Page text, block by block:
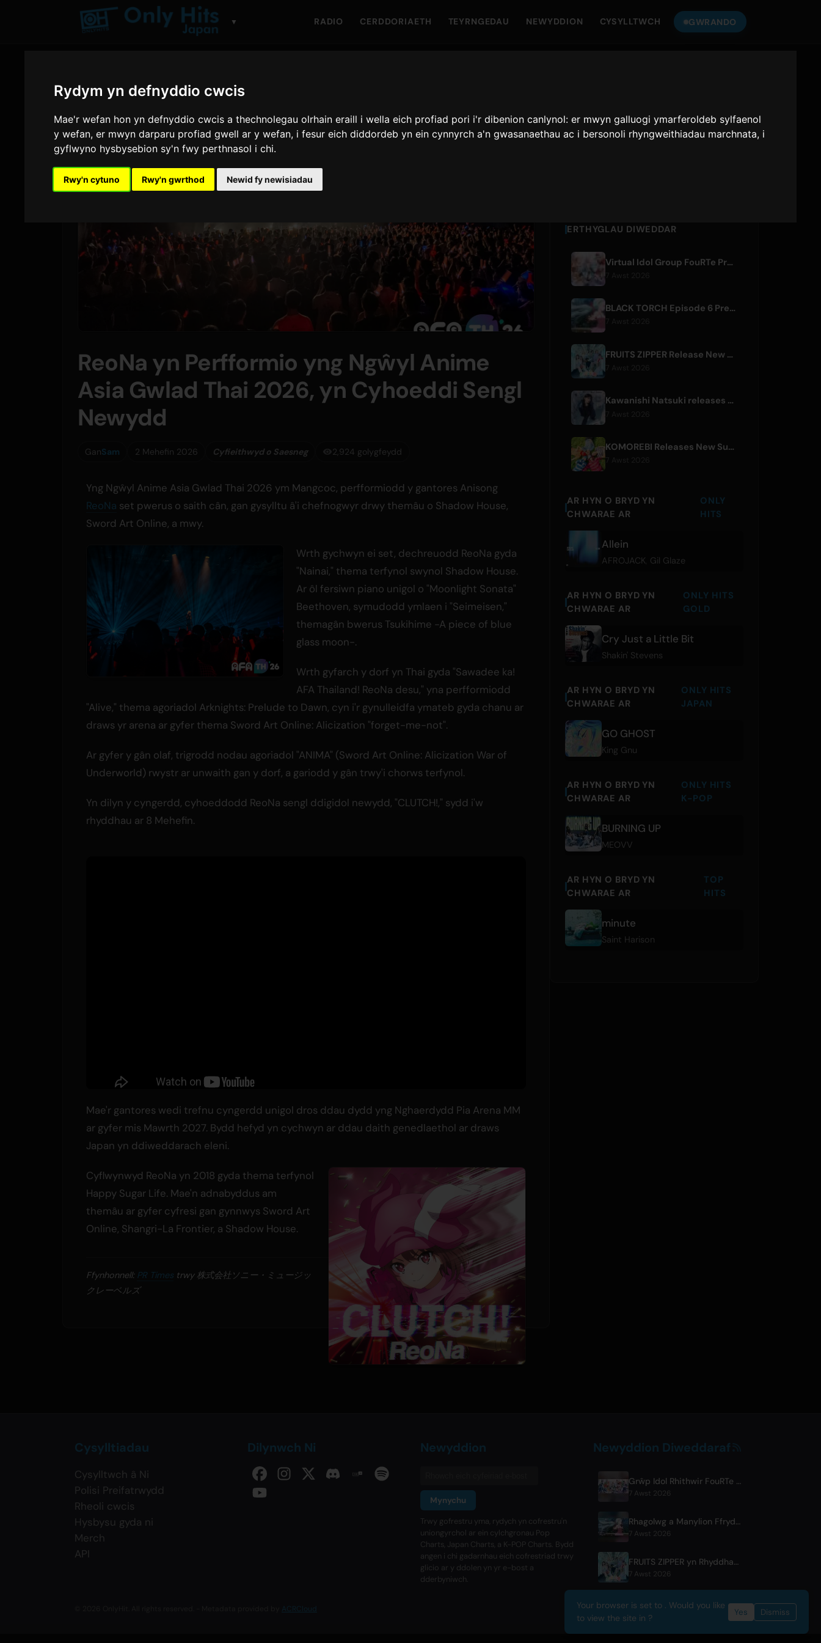
Rydym yn defnyddio cwcis
Mae'r wefan hon yn defnyddio cwcis a thechnolegau olrhain eraill i wella eich profiad pori i'r dibenion canlynol:er mwyn galluogi ymarferoldeb sylfaenol
y wefan,er mwyn darparu profiad gwell ar y wefan, i fesur eich diddordeb yn ein cynnyrch a'n gwasanaethau ac i bersonoli rhyngweithiadau marchnata, i
gyflwyno hysbysebion sy'n fwy perthnasol i chi.
Rwy'n cytuno Rwy'n gwrthod Newid fy newisiadau
▼ RADIO CERDDORIAETH TEYRNGEDAU NEWYDDION CYSYLLTWCH GWRANDO
ReoNa yn Perfformio yng Ngŵyl Anime
Asia Gwlad Thai 2026, yn Cyhoeddi Sengl
Newydd
GanSam 2 Mehefin 2026 Cyfieithwyd o Saesneg 2,924 golygfeydd
Yng Ngŵyl Anime Asia Gwlad Thai 2026 ym Mangcoc, perfformiodd y gantores Anisong
ReoNa set pwerus o saith cân, gan gysylltu â'i chefnogwyr drwy themâu o Shadow House,
Sword Art Online, a mwy.
Wrth gychwyn ei set, dechreuodd ReoNa gyda
"Nainai," thema terfynol swynol Shadow House.
Ar ôl fersiwn piano unigol o "Moonlight Sonata"
Beethoven, symudodd ymlaen i "Seimeisen,"
themagân bwerus Tsukihime -A piece of blue
glass moon-.
Wrth gyfarch y dorf yn Thai gyda "Sawadee ka!
AFA Thailand! ReoNa desu," yna perfformiodd
"Alive," thema agoriadol Arknights: Prelude to Dawn, cyn i'r gynulleidfa ymateb gyda chanu ar
draws yr arena ar gyfer thema Sword Art Online: Alicization "forget-me-not".
Ar gyfer y gân olaf, trigrodd nodau agoriadol "ANIMA" (Sword Art Online: Alicization War of
Underworld) rwystr ar unwaith gan y dorf, a gariodd y gân trwy'i chorws terfynol.
Yn dilyn y cyngerdd, cyhoeddodd ReoNa sengl ddigidol newydd, "CLUTCH!," sydd i'w
rhyddhau ar 8 Mehefin.
Mae'r gantores wedi trefnu cyngerdd unigol dros ddau dydd yng Nghaerdydd Pia Arena MM
ar gyfer mis Mawrth 2027. Bydd hefyd yn cychwyn ar ddau daith genedlaethol ar draws
Japan yn ddiweddarach eleni.
Cyflwynwyd ReoNa yn 2018 gyda thema terfynol
Happy Sugar Life. Mae'n adnabyddus am
themâu ar gyfer cyfresi gan gynnwys Sword Art
Online, Shangri-La Frontier, a Shadow House.
Ffynhonnell: PR Times trwy 株式会社ソニー・ミュージッ
クレーベルズ
ERTHYGLAU DIWEDDAR
Virtual Idol Group FouRTe Project Debuts with 'ALL IN' Album Produced by m-flo's ☆Taku Takahashi
7 Awst 2026
BLACK TORCH Episode 6 Preview and Streaming Details
FRUITS ZIPPER Release New Collaboration Song '1,2,3,FOOOOUR'
Kawanishi Natsuki releases digital single 'Sayonara wa Ichiban Kirei na Atashi de'
KOMOREBI Releases New Summer Single 'Letsu Natsu'
7 Awst 2026
AR HYN O BRYD YN
CHWARAE AR
ONLY
HITS
Allein
AFROJACK Gil Glaze
AR HYN O BRYD YN
CHWARAE AR
ONLY HITS
GOLD
Cry Just a Little Bit
Shakin' Stevens
AR HYN O BRYD YN
CHWARAE AR
ONLY HITS
JAPAN
GO GHOST
King Gnu
AR HYN O BRYD YN
CHWARAE AR
ONLY HITS
K-POP
BURNING UP
MEOVV
AR HYN O BRYD YN
CHWARAE AR
TOP
HITS
minute
Saint Harison
Cysylltiadau
Cysylltwch â Ni
Polisi Preifatrwydd
Rheoli cwcis
Hysbysu gyda ni
Merch
API
Dilynwch Ni Newyddion
Mynychu
Trwy gofrestru yma, rydych yn cofrestru'n
uniongyrchol ar ein cylchgronau Pop
Charts, Japan Charts, a K-POP Charts. Bydd
angen i chi gadarnhau eich cofrestriad trwy
glicio ar y ddolen yn yr e-bost a
dderbyniwch.
Newyddion Diweddaraf
Grŵp Idol Rhithwir FouRTe Project yn Ymddangos gyda'r Albwm 'ALL IN' a Gynhyrchwyd gan ☆Taku Takahashi o m-flo
7 Awst 2026
Rhagolwg a Manylion Ffrydio Penod 6 BLACK TORCH
7 Awst 2026
FRUITS ZIPPER yn Rhyddhau Cân Gydweithredol Newydd '1,2,3,FOOOOUR'
7 Awst 2026
ACRCloud
Your browser is set to . Would you like
to view the site in ?
Yes Dismiss